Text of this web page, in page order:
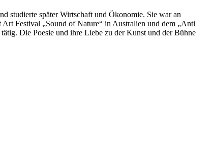
studierte später Wirtschaft und Ökonomie. Sie war an
Festival „Sound of Nature“ in Australien und dem „Anti
Die Poesie und ihre Liebe zu der Kunst und der Bühne